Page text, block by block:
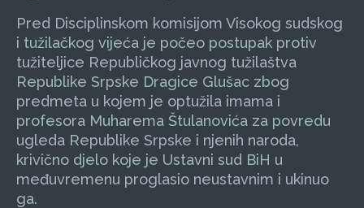
Pred Disciplinskom komisijom Visokog sudskog
i tužilačkog vijeća je počeo postupak protiv
tužiteljice Republičkog javnog tužilaštva
Republike Srpske Dragice Glušac zbog
predmeta u kojem je optužila imama i
profesora Muharema Štulanovića za povredu
ugleda Republike Srpske i njenih naroda,
krivično djelo koje je Ustavni sud BiH u
međuvremenu proglasio neustavnim i ukinuo
ga.